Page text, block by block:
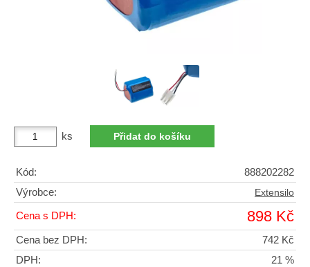
ks
Kód:
888202282
Výrobce:
Extensilo
Cena s DPH: 898 Kč
Cena bez DPH:
742 Kč
DPH:
21 %